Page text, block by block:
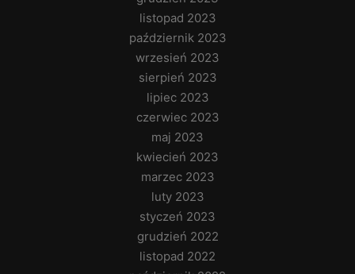
listopad 2023
październik 2023
wrzesień 2023
sierpień 2023
lipiec 2023
czerwiec 2023
maj 2023
kwiecień 2023
marzec 2023
luty 2023
styczeń 2023
grudzień 2022
listopad 2022